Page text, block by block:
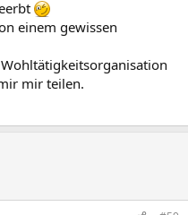
einem gewissen
mir teilen.